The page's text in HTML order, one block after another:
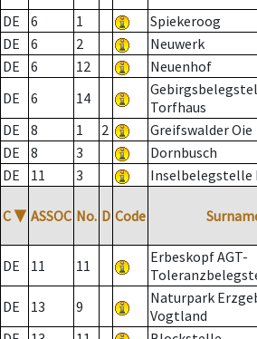
DE
6 1 Spiekeroog
DE
6 2 Neuwerk
DE
6 12 Neuenhof
DE
6 14
Torfhaus
DE
8 1 2 Greifswalder Oie
DE
8 3 Dornbusch
DE
11 3 Inselbelegstelle
C ▼ ASSOC No. D Code
DE 11 11
Erbeskopf AGT-
DE 13 9
Naturpark
Vogtland